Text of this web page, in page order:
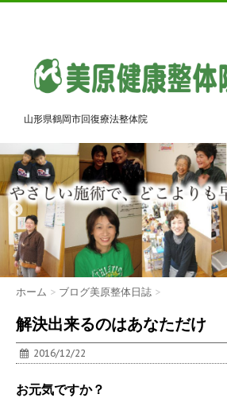
山形県鶴岡市回復療法整体院
ホーム > ブログ美原整体日誌 >
解決出来るのはあなただけ
2016/12/22
お元気ですか？